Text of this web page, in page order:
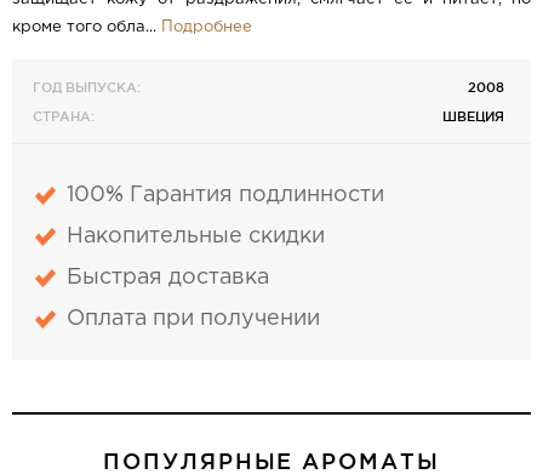
кроме того обла... Подробнее
ГОД ВЫПУСКА:
2008
СТРАНА:
ШВЕЦИЯ
100% Гарантия подлинности
Накопительные скидки
Быстрая доставка
Оплата при получении
ПОПУЛЯРНЫЕ АРОМАТЫ